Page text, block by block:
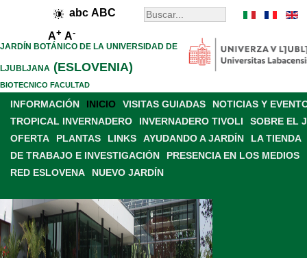
abc ABC
A+ A-
JARDÍN BOTÁNICO DE LA UNIVERSIDAD DE
LJUBLJANA (ESLOVENIA)
BIOTECNICO FACULTAD
INFORMACIÓN INICIO VISITAS GUIADAS
NOTICIAS Y
TROPICAL INVERNADERO
INVERNADERO TIVOLI
SOBRE EL
OFERTA
PLANTAS LINKS AYUDANDO A JARDÍN
LA TIENDA
DE TRABAJO E INVESTIGACIÓN
PRESENCIA EN LOS MEDIOS
RED ESLOVENA
NUEVO JARDÍN